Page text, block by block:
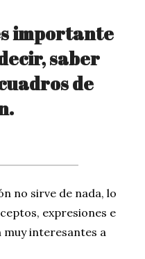
importante
saber
de
no sirve de nada, lo
expresiones e
muy interesantes a